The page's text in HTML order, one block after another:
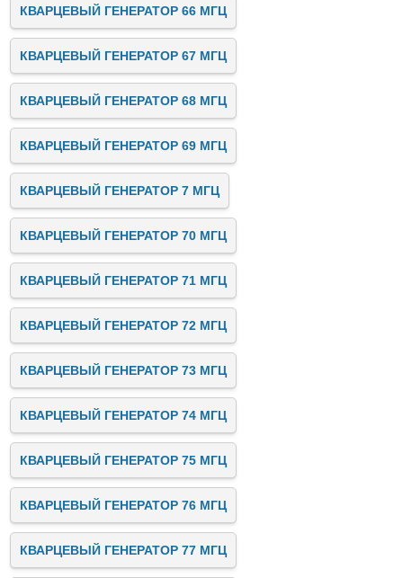
КВАРЦЕВЫЙ ГЕНЕРАТОР 66 МГЦ
КВАРЦЕВЫЙ ГЕНЕРАТОР 67 МГЦ
КВАРЦЕВЫЙ ГЕНЕРАТОР 68 МГЦ
КВАРЦЕВЫЙ ГЕНЕРАТОР 69 МГЦ
КВАРЦЕВЫЙ ГЕНЕРАТОР 7 МГЦ
КВАРЦЕВЫЙ ГЕНЕРАТОР 70 МГЦ
КВАРЦЕВЫЙ ГЕНЕРАТОР 71 МГЦ
КВАРЦЕВЫЙ ГЕНЕРАТОР 72 МГЦ
КВАРЦЕВЫЙ ГЕНЕРАТОР 73 МГЦ
КВАРЦЕВЫЙ ГЕНЕРАТОР 74 МГЦ
КВАРЦЕВЫЙ ГЕНЕРАТОР 75 МГЦ
КВАРЦЕВЫЙ ГЕНЕРАТОР 76 МГЦ
КВАРЦЕВЫЙ ГЕНЕРАТОР 77 МГЦ